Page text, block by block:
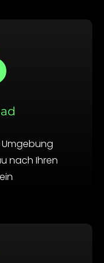
Umgebung
nach Ihren